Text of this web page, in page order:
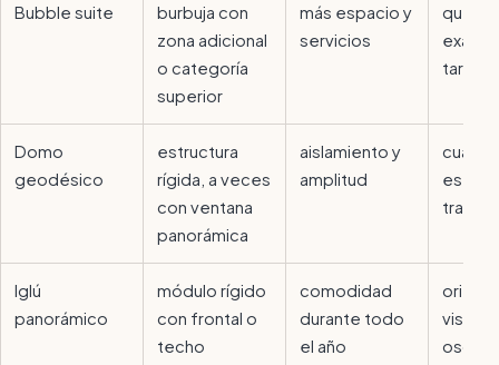
Bubble suite
burbuja con
zona adicional
o categoría
superior
más espacio y
servicios
qué
tarifa
Domo
geodésico
estructura
rígida, a veces
con ventana
panorámica
aislamiento y
amplitud
es
Iglú
panorámico
módulo rígido
con frontal o
techo
comodidad
durante todo
el año
vistas y